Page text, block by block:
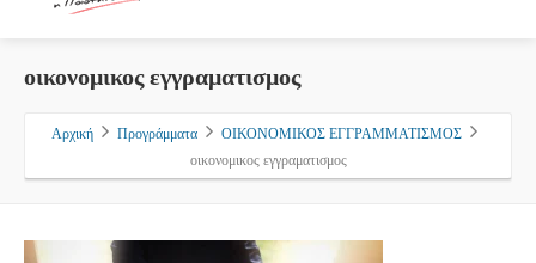
οικονομικος εγγραματισμος
Αρχική Προγράμματα
ΟΙΚΟΝΟΜΙΚΟΣ ΕΓΓΡΑΜΜΑΤΙΣΜΟΣ
οικονομικος εγγραματισμος